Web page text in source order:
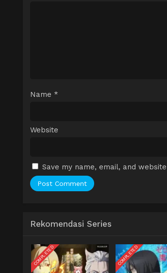
Name *
Website
Save my name, email, and
Rekomendasi Series
COMPLETED COMPLETED